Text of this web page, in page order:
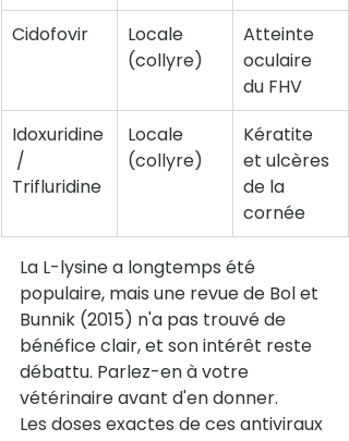
Cidofovir
Locale
(collyre)
Atteinte
oculaire
du FHV
Idoxuridine
/
Trifluridine
Locale
(collyre)
Kératite
et ulcères
de la
cornée
La L-lysine a longtemps été
populaire, mais une revue de Bol et
Bunnik (2015) n'a pas trouvé de
bénéfice clair, et son intérêt reste
débattu. Parlez-en à votre
vétérinaire avant d'en donner.
Les doses exactes de ces antiviraux